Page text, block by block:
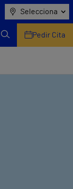
Selecciona
Pedir Cita